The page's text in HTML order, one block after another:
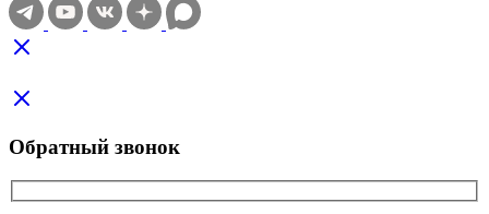
Обратный звонок